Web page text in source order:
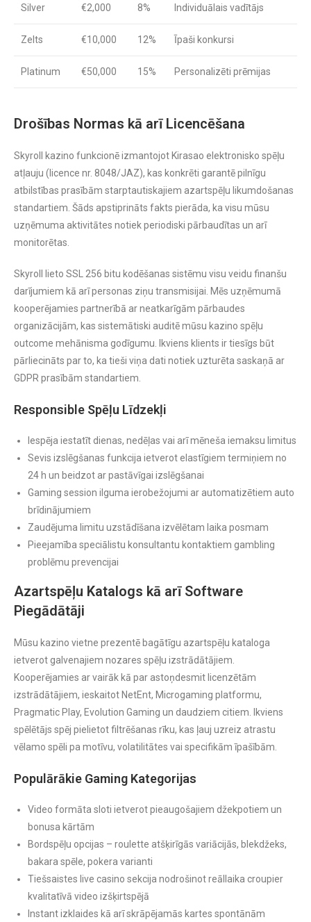
Silver €2,000 8% Individuālais vadītājs
Zelts €10,000 12% Īpaši konkursi
Platinum €50,000 15% Personalizēti prēmijas
Drošības Normas kā arī Licencēšana
Skyroll kazino funkcionē izmantojot Kirasao elektronisko spēļu
atļauju (licence nr. 8048/JAZ), kas konkrēti garantē pilnīgu
atbilstības prasībām starptautiskajiem azartspēļu likumdošanas
standartiem. Šāds apstiprināts fakts pierāda, ka visu mūsu
uzņēmuma aktivitātes notiek periodiski pārbaudītas un arī
monitorētas.
Skyroll lieto SSL 256 bitu kodēšanas sistēmu visu veidu finanšu
darījumiem kā arī personas ziņu transmisijai. Mēs uzņēmumā
kooperējamies partnerībā ar neatkarīgām pārbaudes
organizācijām, kas sistemātiski auditē mūsu kazino spēļu
outcome mehānisma godīgumu. Ikviens klients ir tiesīgs būt
pārliecināts par to, ka tieši viņa dati notiek uzturēta saskaņā ar
GDPR prasībām standartiem.
Responsible Spēļu Līdzekļi
Iespēja iestatīt dienas, nedēļas vai arī mēneša iemaksu limitus
Sevis izslēgšanas funkcija ietverot elastīgiem termiņiem no
24 h un beidzot ar pastāvīgai izslēgšanai
Gaming session ilguma ierobežojumi ar automatizētiem auto
brīdinājumiem
Zaudējuma limitu uzstādīšana izvēlētam laika posmam
Pieejamība speciālistu konsultantu kontaktiem gambling
problēmu prevencijai
Azartspēļu Katalogs kā arī Software
Piegādātāji
Mūsu kazino vietne prezentē bagātīgu azartspēļu kataloga
ietverot galvenajiem nozares spēļu izstrādātājiem.
Kooperējamies ar vairāk kā par astoņdesmit licenzētām
izstrādātājiem, ieskaitot NetEnt, Microgaming platformu,
Pragmatic Play, Evolution Gaming un daudziem citiem. Ikviens
spēlētājs spēj pielietot filtrēšanas rīku, kas ļauj uzreiz atrastu
vēlamo spēli pa motīvu, volatilitātes vai specifikām īpašībām.
Populārākie Gaming Kategorijas
Video formāta sloti ietverot pieaugošajiem džekpotiem un
bonusa kārtām
Bordspēļu opcijas – roulette atšķirīgās variācijās, blekdžeks,
bakara spēle, pokera varianti
Tiešsaistes live casino sekcija nodrošinot reāllaika croupier
kvalitatīvā video izšķirtspējā
Instant izklaides kā arī skrāpējamās kartes spontānām